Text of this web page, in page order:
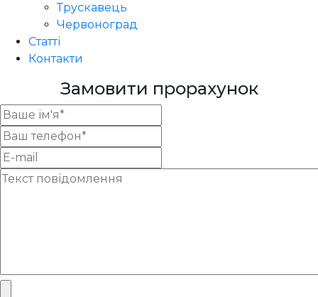
Трускавець
Червоноград
Статті
Контакти
Замовити прорахунок